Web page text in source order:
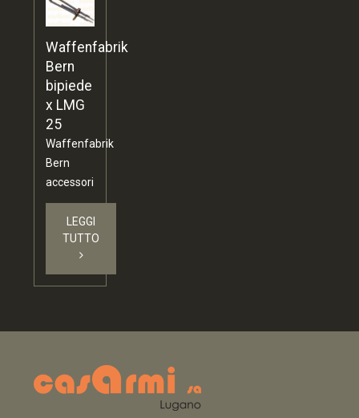
Waffenfabrik
Bern
bipiede
x LMG
25
Waffenfabrik
Bern
accessori
LEGGI
TUTTO